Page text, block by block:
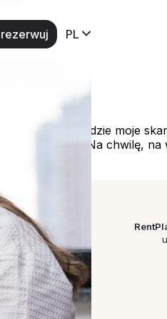
PL
„a gdzie moje
dla siebie. Na chwilę, na